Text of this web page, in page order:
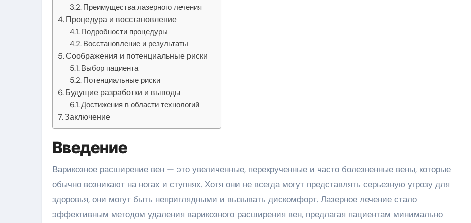
Преимущества лазерного лечения
Процедура и восстановление
Подробности процедуры
Восстановление и результаты
Соображения и потенциальные риски
Выбор пациента
Потенциальные риски
Будущие разработки и выводы
Достижения в области технологий
Заключение
Введение
Варикозное расширение вен — это увеличенные, перекрученные и часто болезненные вены, которые
обычно возникают на ногах и ступнях. Хотя они не всегда могут представлять серьезную угрозу для
здоровья, они могут быть неприглядными и вызывать дискомфорт. Лазерное лечение стало
эффективным методом удаления варикозного расширения вен, предлагая пациентам минимально